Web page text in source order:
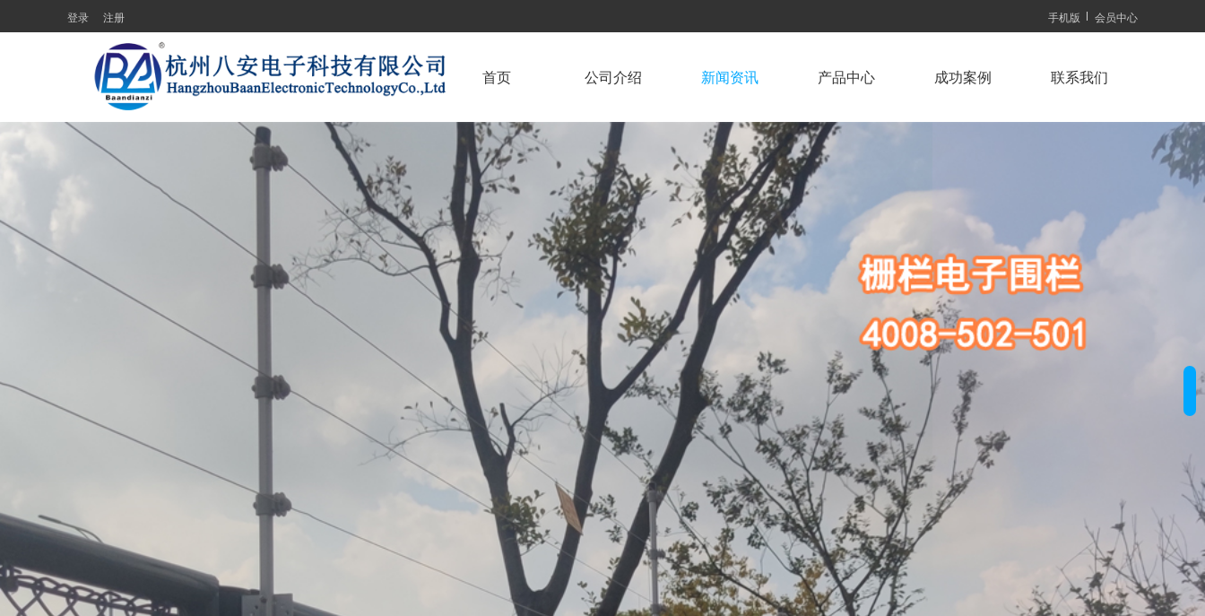
登录 注册 手机版 会员中心
首页 公司介绍 新闻资讯 产品中心 成功案例 联系我们